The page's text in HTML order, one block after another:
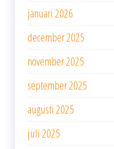
januari 2026
december 2025
november 2025
september 2025
augusti 2025
juli 2025